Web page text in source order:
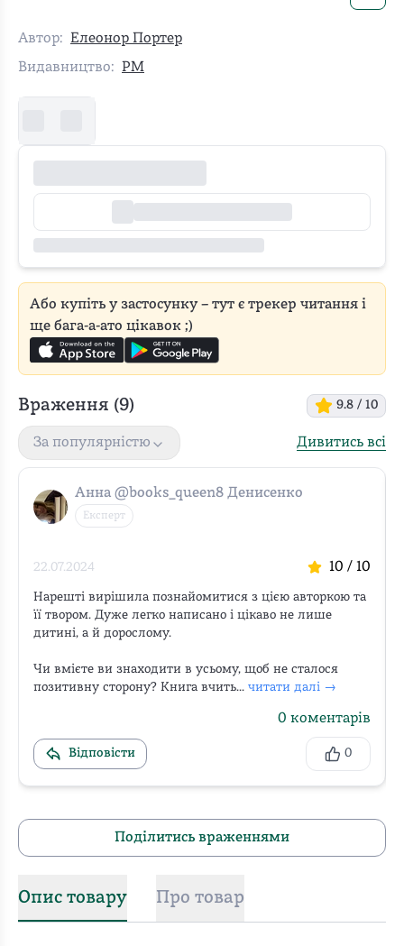
Автор: Елеонор Портер
Видавництво: РМ
Або купіть у застосунку – тут є трекер читання і
ще бага-а-ато цікавок ;)
Враження (9) 9.8 / 10
За популярністю Дивитись всі
Анна @books_queen8 Денисенко
Експерт
22.07.2024 10 / 10
Нарешті вирішила познайомитися з цією авторкою та
її твором. Дуже легко написано і цікаво не лише
дитині, а й дорослому.
Чи вмієте ви знаходити в усьому, щоб не сталося
позитивну сторону? Книга вчить... читати далі →
0 коментарів
Відповісти 0
Поділитись враженнями
Опис товару Про товар